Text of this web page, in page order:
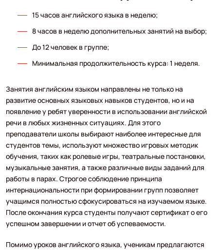
15 часов английского языка в неделю;
8 часов в неделю дополнительных занятий на выбор;
До 12 человек в группе;
Минимальная продолжительность курса: 1 неделя.
Занятия английским языком направлены не только на
развитие основных языковых навыков студентов, но и на
появление у ребят уверенности в использовании английской
речи в любых жизненных ситуациях. Для этого
преподаватели школы выбирают наиболее интересные для
студентов темы, используют множество игровых методик
обучения, таких как ролевые игры, театральные постановки,
музыкальные занятия, а также различные виды заданий для
работы в парах. Строгое соблюдение принципа
интернациональности при формировании групп позволяет
учащимся полностью сфокусироваться на изучаемом языке.
После окончания курса студенты получают сертификат о его
успешном завершении и отчет об успеваемости.
Помимо уроков английского языка, ученикам предлагаются